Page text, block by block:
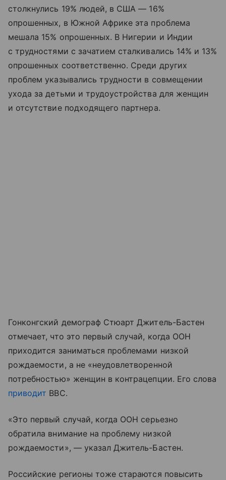
столкнулись 19% людей, в США — 16%
опрошенных, в Южной Африке эта проблема
мешала 15% опрошенных. В Нигерии и Индии
с трудностями с зачатием сталкивались 14% и 13%
опрошенных соответственно. Среди других
проблем указывались трудности в совмещении
ухода за детьми и трудоустройства для женщин
и отсутствие подходящего партнера.
Гонконгский демограф Стюарт Джитель-Бастен
отмечает, что это первый случай, когда ООН
приходится заниматься проблемами низкой
рождаемости, а не «неудовлетворенной
потребностью» женщин в контрацепции. Его слова
приводит BBC.
«Это первый случай, когда ООН серьезно
обратила внимание на проблему низкой
рождаемости», — указал Джитель-Бастен.
Российские регионы тоже стараются повысить